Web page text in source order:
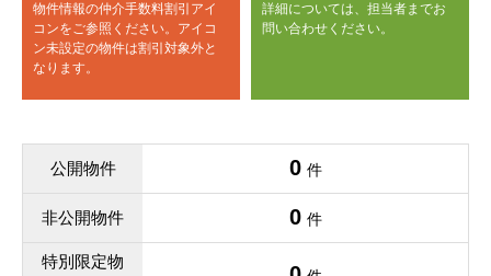
物件情報の仲介手数料割引アイ
コンをご参照ください。 アイコ
ン未設定の物件は割引対象外と
なります。
詳細については、担当者までお
問い合わせください。
公開物件 0 件
非公開物件 0 件
特別限定物